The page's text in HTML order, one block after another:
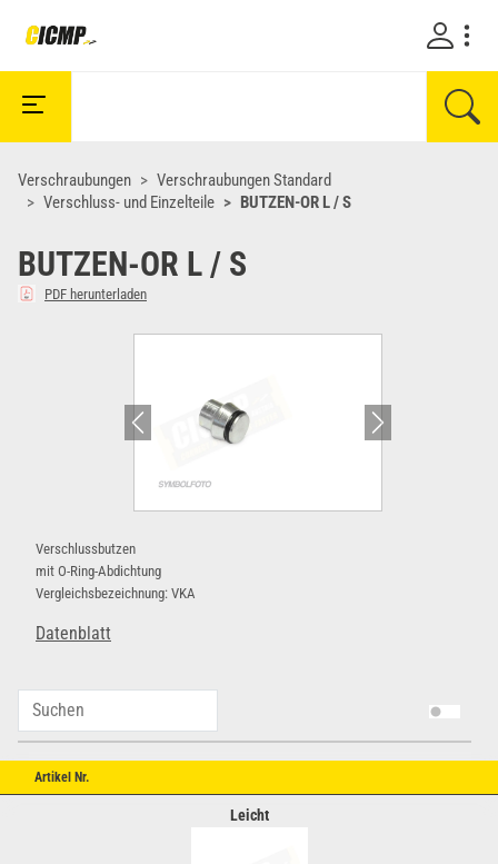
Verschraubungen
Verschraubungen Standard
Verschluss- und Einzelteile
BUTZEN-OR L / S
BUTZEN-OR L / S
PDF herunterladen
Verschlussbutzen
mit O-Ring-Abdichtung
Vergleichsbezeichnung: VKA
Datenblatt
Artikel Nr.
Leicht